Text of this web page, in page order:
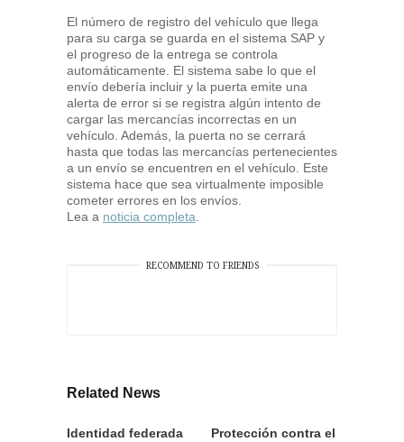
El número de registro del vehículo que llega
para su carga se guarda en el sistema SAP y
el progreso de la entrega se controla
automáticamente. El sistema sabe lo que el
envío debería incluir y la puerta emite una
alerta de error si se registra algún intento de
cargar las mercancías incorrectas en un
vehículo. Además, la puerta no se cerrará
hasta que todas las mercancías pertenecientes
a un envío se encuentren en el vehículo. Este
sistema hace que sea virtualmente imposible
cometer errores en los envíos.
Lea a noticia completa
RECOMMEND TO FRIENDS
Related News
Identidad federada
Protección contra el